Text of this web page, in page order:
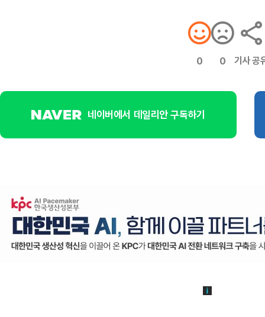
0 0 기사 공
네이버에서 데일리안 구독하기